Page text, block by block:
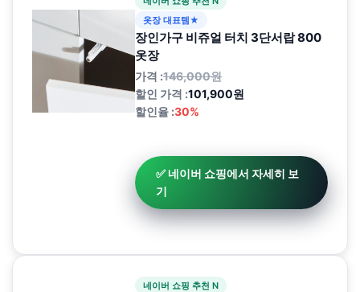
옷장 대표템★
장인가구 비쥬얼 터치 3단서랍 800
옷장
가격 :146,000원
할인 가격 :101,900원
할인율 :30%
✅ 네이버 쇼핑에서 자세히 보
기
네이버 쇼핑 추천 N